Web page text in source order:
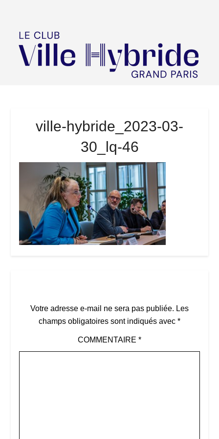
ville-hybride_2023-03-
30_lq-46
Votre adresse e-mail ne sera pas publiée. Les
champs obligatoires sont indiqués avec*
COMMENTAIRE*